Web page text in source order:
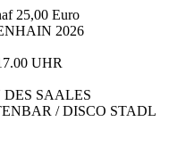
25,00 Euro
2026
UHR
SAALES
/ DISCO STADL